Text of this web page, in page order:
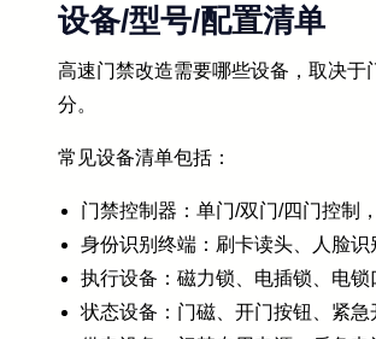
设备/型号/配置清单
高速门禁改造需要哪些设备，取决于
分。
常见设备清单包括：
门禁控制器：单门/双门/四门控制
身份识别终端：刷卡读头、人脸
执行设备：磁力锁、电插锁、电
状态设备：门磁、开门按钮、紧